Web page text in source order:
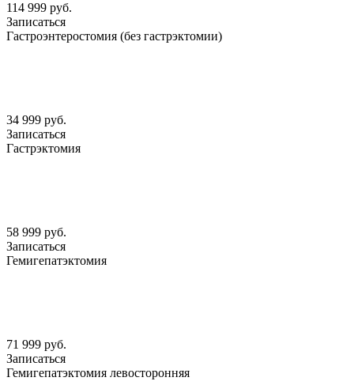
114 999 руб.
Записаться
Гастроэнтеростомия (без гастрэктомии)
34 999 руб.
Записаться
Гастрэктомия
58 999 руб.
Записаться
Гемигепатэктомия
71 999 руб.
Записаться
Гемигепатэктомия левосторонняя